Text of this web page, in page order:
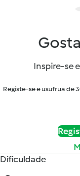
Inspire-se
Registe-se e usufrua de
Dificuldade